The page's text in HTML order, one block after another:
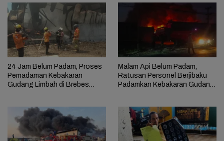
24 Jam Belum Padam, Proses
Pemadaman Kebakaran
Gudang Limbah di Brebes
Malam Api Belum Padam,
Ratusan Personel Berjibaku
Padamkan Kebakaran Gudang